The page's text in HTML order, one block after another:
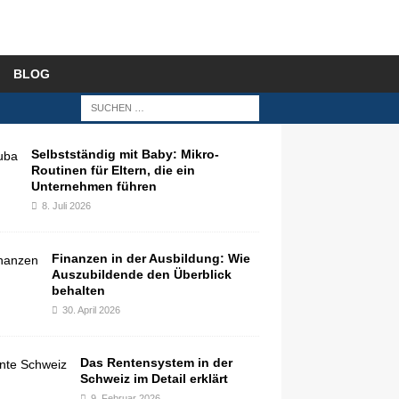
BLOG
Selbstständig mit Baby: Mikro-
Routinen für Eltern, die ein
Unternehmen führen
8. Juli 2026
Finanzen in der Ausbildung: Wie
Auszubildende den Überblick
behalten
30. April 2026
Das Rentensystem in der
Schweiz im Detail erklärt